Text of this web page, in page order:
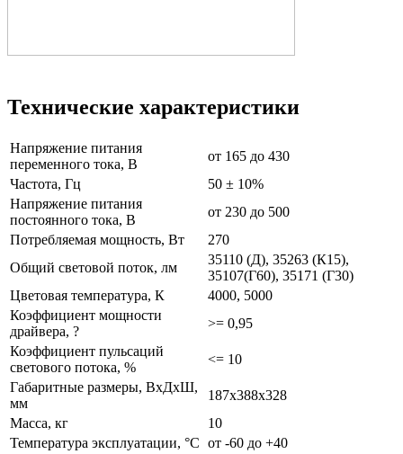
Технические характеристики
Напряжение питания
переменного тока, В
от 165 до 430
Частота, Гц
50 ± 10%
Напряжение питания
постоянного тока, В
от 230 до 500
Потребляемая мощность, Вт
270
Общий световой поток, лм
35110 (Д), 35263 (К15),
35107(Г60), 35171 (Г30)
Цветовая температура, К
4000, 5000
Коэффициент мощности
драйвера, ?
>= 0,95
Коэффициент пульсаций
светового потока, %
<= 10
Габаритные размеры, ВхДхШ,
мм
187х388х328
Масса, кг
10
Температура эксплуатации, °С от -60 до +40